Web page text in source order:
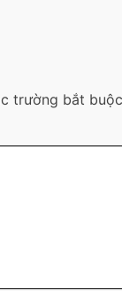
trường bắt